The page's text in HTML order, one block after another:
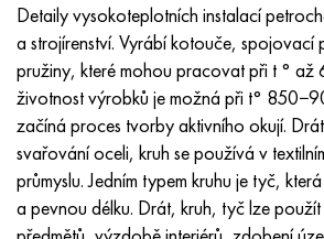
Detaily vysokoteplotních instalací
a strojírenství. Vyrábí kotouče, spojovací
pružiny, které mohou pracovat při t ° až
životnost výrobků je možná při t°
začíná proces tvorby aktivního okují.
svařování oceli, kruh se používá v
průmyslu. Jedním typem kruhu je tyč,
a pevnou délku. Drát, kruh, tyč lze
Nitronik 50
Nitronic 60
Nitronik 75
Nimonic 80a
80 NHS
81HMA
Druhy přesných slitin
Termobimetaly
XN77TYUR
HN78Т
HN80TBY
N65M, EP982
SP -17
40 titan
Slitina 28 - 1,4563
Slitina 31 - 1,4562
Alloy 254smo® - 1,4547
Slitina 926 - 1,4529
21NKMT
37X12N8G8MFB
40X10X2M
40Х9С2
30хн3а, 31nicr14
34khn3ma, 36NiCrMo16,
35hgs, 35hgs
35hgsa, 35hgsa